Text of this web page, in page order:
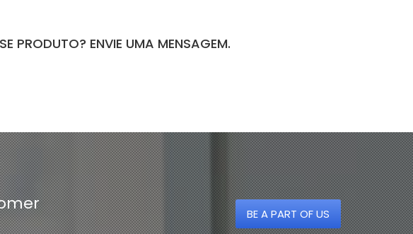
PRODUTO? ENVIE UMA MENSAGEM.
BE A PART OF US